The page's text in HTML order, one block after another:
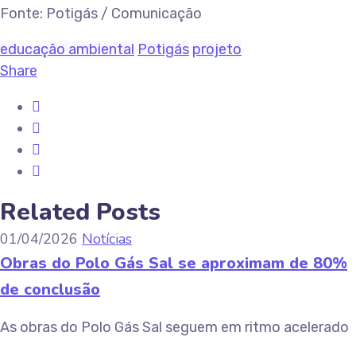
Fonte: Potigás / Comunicação
educação ambiental Potigás projeto
Share
Related Posts
01/04/2026 Notícias
Obras do Polo Gás Sal se aproximam de 80%
de conclusão
As obras do Polo Gás Sal seguem em ritmo acelerado